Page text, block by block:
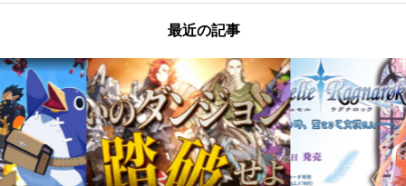
最近の記事